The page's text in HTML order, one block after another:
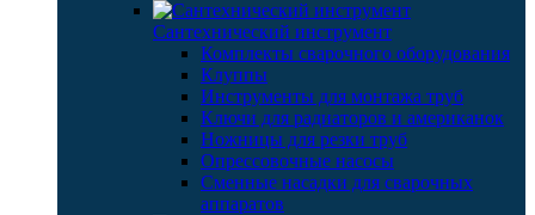
Сантехнический инструмент
Комплекты сварочного оборудования
Клуппы
Инструменты для монтажа труб
Ключи для радиаторов и американок
Ножницы для резки труб
Опрессовочные насосы
Сменные насадки для сварочных
аппаратов